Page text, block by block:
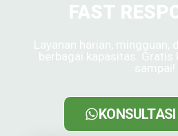
FAST
Layanan harian, mingguan,
berbagai kapasitas. Gratis
sampai!